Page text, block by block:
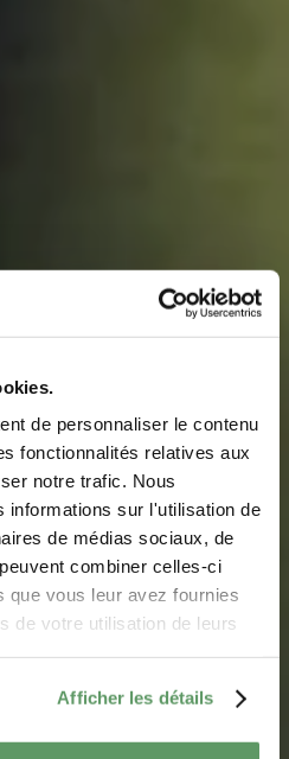
de personnaliser le contenu
fonctionnalités relatives aux
notre trafic. Nous
informations sur l'utilisation de
de médias sociaux, de
combiner celles-ci
que vous leur avez fournies
de votre utilisation de leurs
Afficher les détails